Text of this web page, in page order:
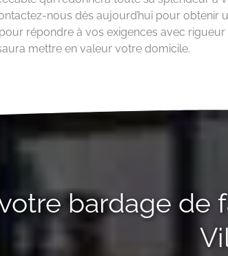
nous dès aujourd’hui pour
répondre à vos exigences avec
mettre en valeur votre domicile.
bardage de